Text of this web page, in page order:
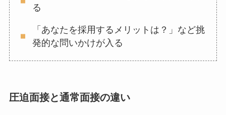
る
「あなたを採用するメリットは？」など挑
発的な問いかけが入る
圧迫面接と通常面接の違い